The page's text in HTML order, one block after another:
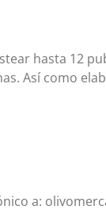
hasta 12
Así como
a: